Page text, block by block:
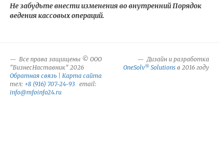
Не забудьте внести изменения во внутренний Порядок
ведения кассовых операций.
Все права защищены © ООО
"БизнесНаставник" 2026
Обратная связь
Карта сайта
тел: +8 (916) 707-24-93 email:
info@mfoinfo24.ru
Дизайн и разработка
OneSolv® Solutions в 2016 году